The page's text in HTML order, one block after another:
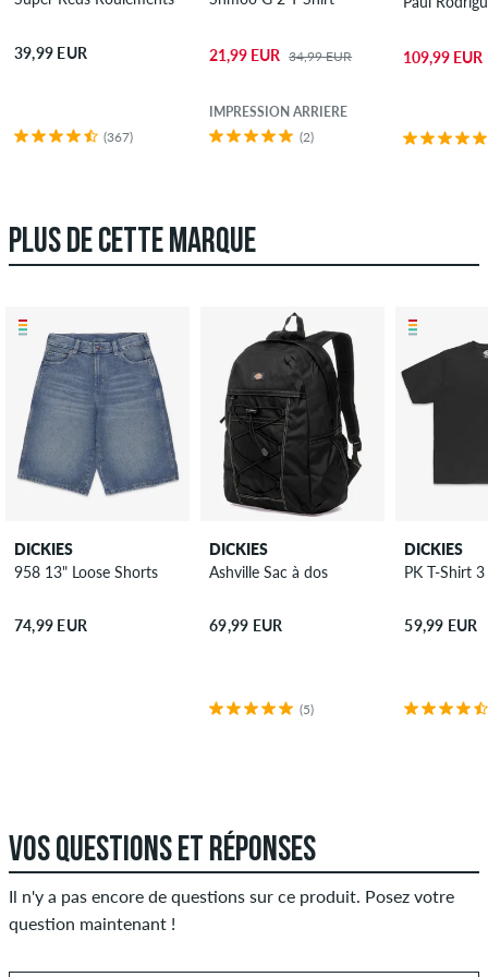
39,99 EUR
(367)
21,99 EUR 34,99 EUR
IMPRESSION ARRIÈRE
(2)
109,99 EUR
PLUS DE CETTE MARQUE
DICKIES
958 13" Loose Shorts
74,99 EUR
DICKIES
Ashville Sac à dos
69,99 EUR
(5)
DICKIES
PK T-Shirt
59,99 EUR
VOS QUESTIONS ET RÉPONSES
Il n'y a pas encore de questions sur ce produit. Posez votre
question maintenant !